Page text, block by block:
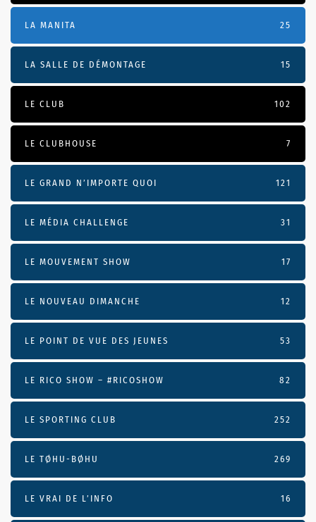
LA MANITA 25
LA SALLE DE DÉMONTAGE 15
LE CLUB 102
LE CLUBHOUSE 7
LE GRAND N’IMPORTE QUOI 121
LE MÉDIA CHALLENGE 31
LE MOUVEMENT SHOW 17
LE NOUVEAU DIMANCHE 12
LE POINT DE VUE DES JEUNES 53
LE RICO SHOW – #RICOSHOW 82
LE SPORTING CLUB 252
LE TØHU-BØHU 269
LE VRAI DE L’INFO 16